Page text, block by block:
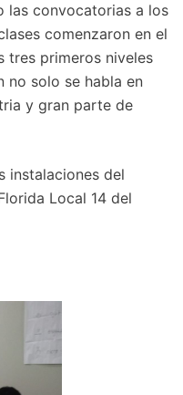
las convocatorias a los
comenzaron en el
tres primeros niveles
no solo se habla en
y gran parte de
instalaciones del
Local 14 del